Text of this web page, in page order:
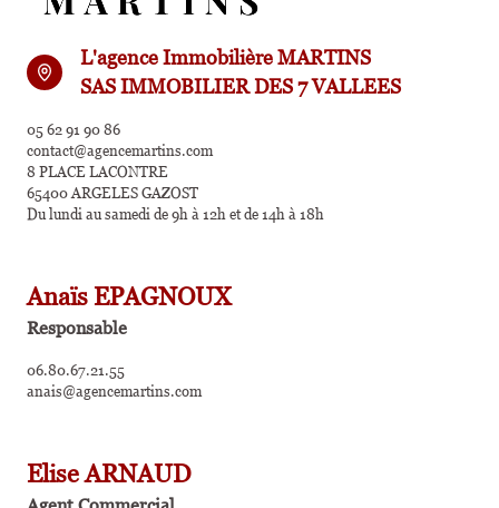
L'agence Immobilière MARTINS
SAS IMMOBILIER DES 7 VALLEES
05 62 91 90 86
contact@agencemartins.com
8 PLACE LACONTRE
65400 ARGELES GAZOST
Du lundi au samedi de 9h à 12h et de 14h à 18h
Anaïs EPAGNOUX
Responsable
06.80.67.21.55
anais@agencemartins.com
Elise ARNAUD